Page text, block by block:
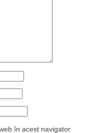
în acest navigator